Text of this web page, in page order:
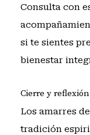
Consulta con
si te sientes
bienestar
Cierre y
Los amarres
tradición